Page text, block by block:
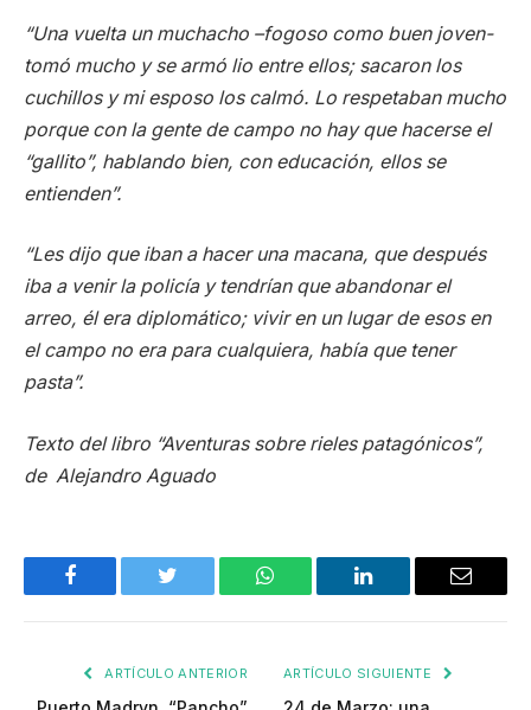
“Una vuelta un muchacho –fogoso como buen joven-
tomó mucho y se armó lio entre ellos; sacaron los
cuchillos y mi esposo los calmó. Lo respetaban mucho
porque con la gente de campo no hay que hacerse el
“gallito”, hablando bien, con educación, ellos se
entienden”.
“Les dijo que iban a hacer una macana, que después
iba a venir la policía y tendrían que abandonar el
arreo, él era diplomático; vivir en un lugar de esos en
el campo no era para cualquiera, había que tener
pasta”.
Texto del libro “Aventuras sobre rieles patagónicos”,
de Alejandro Aguado
Facebook Twitter WhatsApp LinkedIn Email
ARTÍCULO ANTERIOR ARTÍCULO SIGUIENTE